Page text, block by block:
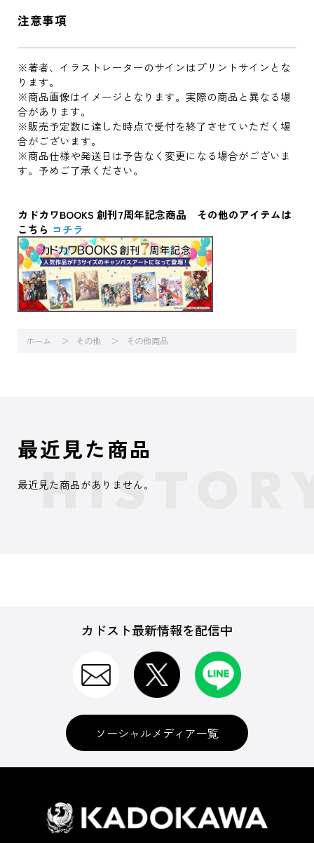
注意事項
※著者、イラストレーターのサインはプリントサインとな
ります。
※商品画像はイメージとなります。実際の商品と異なる場
合があります。
※販売予定数に達した時点で受付を終了させていただく場
合がございます。
※商品仕様や発送日は予告なく変更になる場合がございま
す。予めご了承ください。
カドカワBOOKS 創刊7周年記念商品 その他のアイテムは
こちら コチラ
ホーム その他 その他商品
最近見た商品
最近見た商品がありません。
カドスト最新情報を配信中
ソーシャルメディア一覧